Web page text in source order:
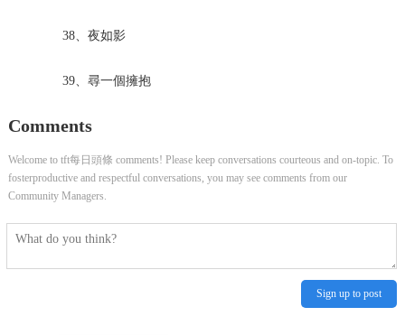
38、夜如影
39、尋一個擁抱
Comments
Welcome to tft每日頭條 comments! Please keep conversations courteous and on-topic. To
fosterproductive and respectful conversations, you may see comments from our
Community Managers.
Sign up to post